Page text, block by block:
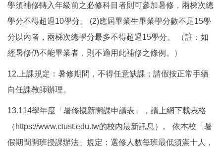
學須補修轉入年級前之必修科目者則可參加暑修，兩梯次總
學分不得超過10學分。 (2)應屆畢業生畢業學分數不足15學
分以內者，兩梯次總學分最多不得超過15學分。 （註：如
經暑修仍不能畢業者，則不適用此補修之條例。）
12.上課規定：暑修期間，不得任意缺課；請假按正常手續
向任課教師辦理。
13.114學年度「暑修擬新開課申請表」，請上網下載表格
（https://www.ctust.edu.tw的校內最新訊息）。 依本校「暑
假期間開班授課辦法」規定：選修人數每班最低須滿十人，